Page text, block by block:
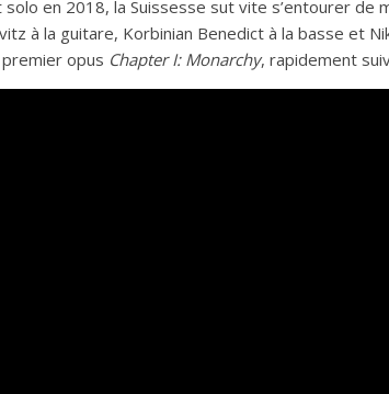
en 2018, la Suissesse sut vite s’entourer de
à la guitare, Korbinian Benedict à la basse et
opus Chapter I: Monarchy, rapidement